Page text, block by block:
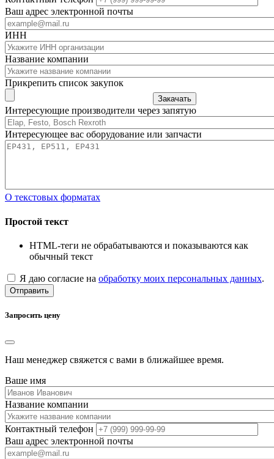
Ваш адрес электронной почты
ИНН
Название компании
Прикрепить список закупок
Закачать
Интересующие производители через запятую
Интересующее вас оборудование или запчасти
О текстовых форматах
Простой текст
HTML-теги не обрабатываются и показываются как
обычный текст
Я даю согласие на обработку моих персональных данных.
Отправить
Запросить цену
Наш менеджер свяжется с вами в ближайшее время.
Ваше имя
Название компании
Контактный телефон
Ваш адрес электронной почты